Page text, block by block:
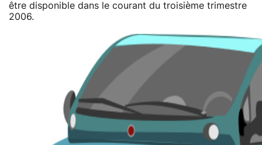
être disponible dans le courant du troisième trimestre
2006.